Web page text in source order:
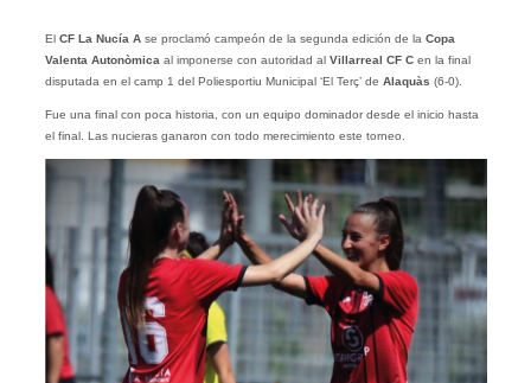
El CF La Nucía Ase proclamó campeón de la segunda edición de la Copa
Valenta Autonòmica al imponerse con autoridad al Villarreal CF Cen la final
disputada en el camp 1 del Poliesportiu Municipal ‘El Terç’ de Alaquàs (6-0).
Fue una final con poca historia, con un equipo dominador desde el inicio hasta
el final. Las nucieras ganaron con todo merecimiento este torneo.